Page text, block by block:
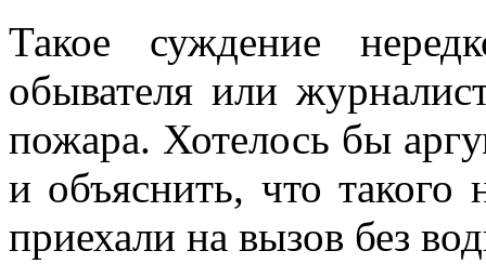
Такое суждение
обывателя или
пожара. Хотелось бы
и объяснить, что
приехали на вызов без